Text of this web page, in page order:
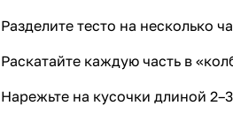
Разделите тесто на несколько
Раскатайте каждую часть в
Нарежьте на кусочки длиной